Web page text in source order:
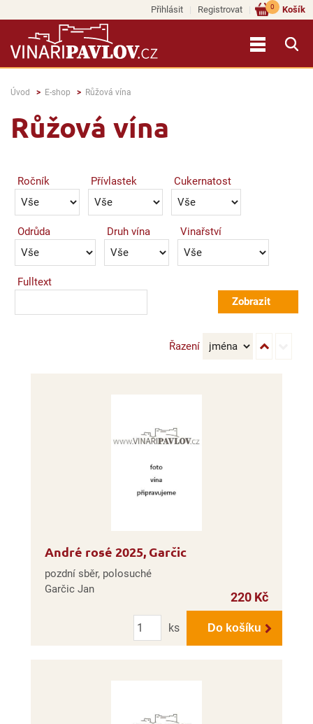
Přihlásit Registrovat Košík
0
Úvod E-shop Růžová vína
Růžová vína
Ročník Přívlastek Cukernatost
Odrůda Druh vína Vinařství
Fulltext
Řazení
André rosé 2025, Garčic
pozdní sběr, polosuché
Garčic Jan
220 Kč
Počet
ks
Do košíku